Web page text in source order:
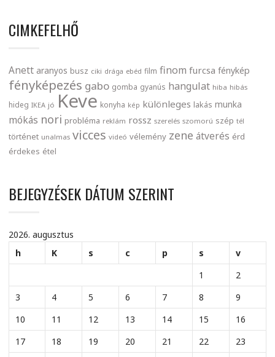
CIMKEFELHŐ
Anett aranyos busz ciki drága ebéd film finom furcsa fénykép
fényképezés gabo gomba gyanús hangulat hiba hibás
hideg IKEA jó Keve konyha kép különleges lakás munka
mókás nori probléma reklám rossz szerelés szomorú szép tél
történet unalmas vicces videó vélemény zene átverés érd
érdekes étel
BEJEGYZÉSEK DÁTUM SZERINT
2026. augusztus
h
K s c p s
v
1
2
3
4 5 6 7 8
9
10
11 12 13 14 15
16
17
18 19 20 21 22
23